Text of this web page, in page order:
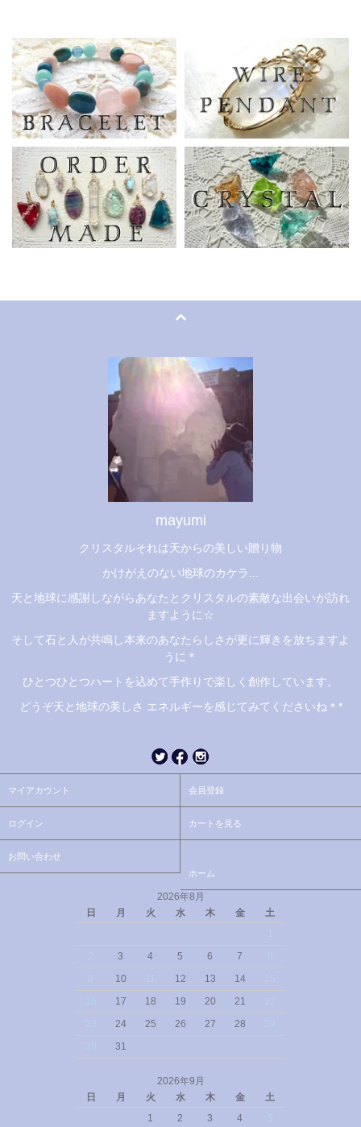
mayumi
クリスタルそれは天からの美しい贈り物
かけがえのない地球のカケラ...
天と地球に感謝しながらあなたとクリスタルの素敵な出会いが訪れ
ますように☆
そして石と人が共鳴し本来のあなたらしさが更に輝きを放ちますよ
うに＊
ひとつひとつハートを込めて手作りで楽しく創作しています。
どうぞ天と地球の美しさ エネルギーを感じてみてくださいね＊*
マイアカウント 会員登録
ログイン カートを見る
お問い合わせ
ホーム
2026年8月
日
月 火 水 木 金
土
3 4 5 6 7
10 12 13 14
17 18 19 20 21
24 25 26 27 28
31
2026年9月
日
月 火 水 木 金
土
1
2 3 4